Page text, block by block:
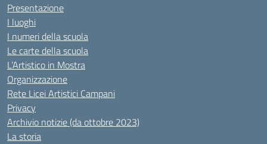
Presentazione
I luoghi
I numeri della scuola
Le carte della scuola
L’Artistico in Mostra
Organizzazione
Rete Licei Artistici Campani
Privacy
Archivio notizie (da ottobre 2023)
La storia